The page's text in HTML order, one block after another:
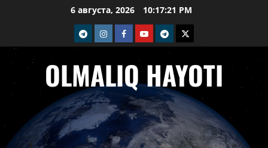
6 августа, 2026 10:17:23 PM
telegramInstagramFacebook
Youtubetelegram+
Twitter
OLMALIQ HAYOTI